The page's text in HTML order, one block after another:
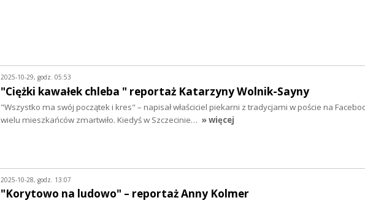
2025-10-29, godz. 05:53
"Ciężki kawałek chleba " reportaż Katarzyny Wolnik-Sayny
"Wszystko ma swój początek i kres" – napisał właściciel piekarni z tradycjami w poście na
wielu mieszkańców zmartwiło. Kiedyś w Szczecinie… » więcej
2025-10-28, godz. 13:07
"Korytowo na ludowo" – reportaż Anny Kolmer